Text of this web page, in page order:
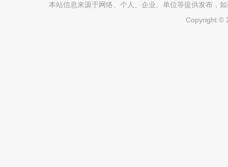
本站信息来源于网络、个人、企业、单位等提供发布，
Copyright ©